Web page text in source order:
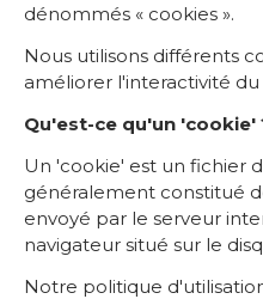
dénommés « cookies ».
Nous utilisons différents
améliorer l'interactivité
Qu'est-ce qu'un 'cookie'
Un 'cookie' est un fichier
généralement constitué
envoyé par le serveur
navigateur situé sur le
Notre politique